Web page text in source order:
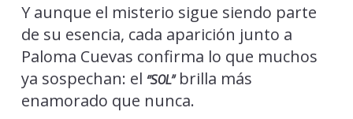
Y aunque el misterio sigue siendo parte
de su esencia, cada aparición junto a
Paloma Cuevas confirma lo que muchos
ya sospechan: el “SOL”brilla más
enamorado que nunca.